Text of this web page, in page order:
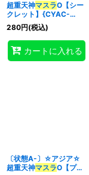
超重天神マスラO【シー
クレット】{CYAC-
JP039}《シンクロ》
280円(税込)
カートに入れる
〔状態A-〕☆アジア☆
超重天神マスラO【プリ